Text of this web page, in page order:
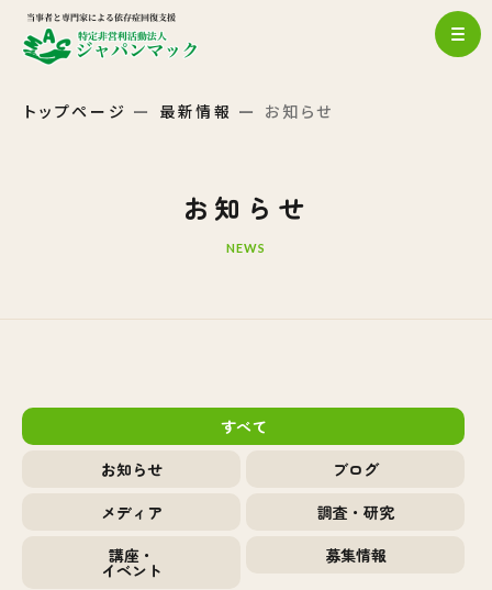
トップページ 最新情報 お知らせ
お知らせ
NEWS
すべて
お知らせ
ブログ
メディア
調査・研究
講座・
イベント
募集情報